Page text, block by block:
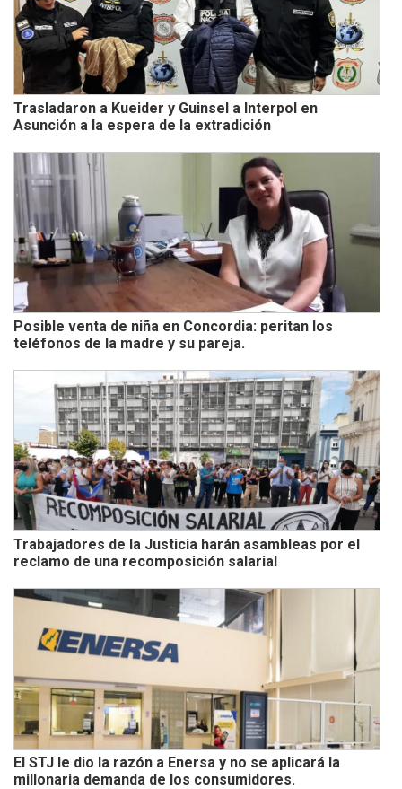
Trasladaron a Kueider y Guinsel a Interpol en
Asunción a la espera de la extradición
Posible venta de niña en Concordia: peritan los
teléfonos de la madre y su pareja.
Trabajadores de la Justicia harán asambleas por el
reclamo de una recomposición salarial
El STJ le dio la razón a Enersa y no se aplicará la
millonaria demanda de los consumidores.